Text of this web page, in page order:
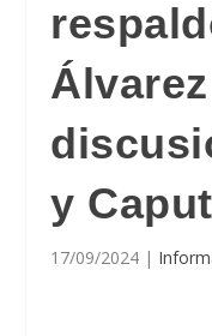
y
17/09/2024 |